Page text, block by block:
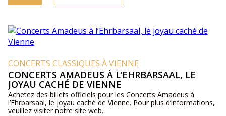
CONCERTS CLASSIQUES À VIENNE
CONCERTS AMADEUS À L’EHRBARSAAL, LE
JOYAU CACHÉ DE VIENNE
Achetez des billets officiels pour les Concerts Amadeus à
l’Ehrbarsaal, le joyau caché de Vienne. Pour plus d’informations,
veuillez visiter notre site web.